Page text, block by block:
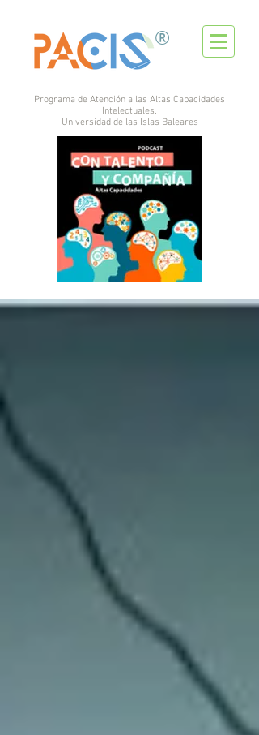
®
Programa de Atención a las Altas Capacidades
Intelectuales.
Universidad de las Islas Baleares